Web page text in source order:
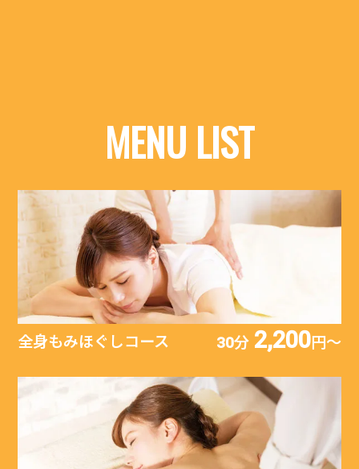
MENU LIST
全身もみほぐしコース 30分 2,200円〜